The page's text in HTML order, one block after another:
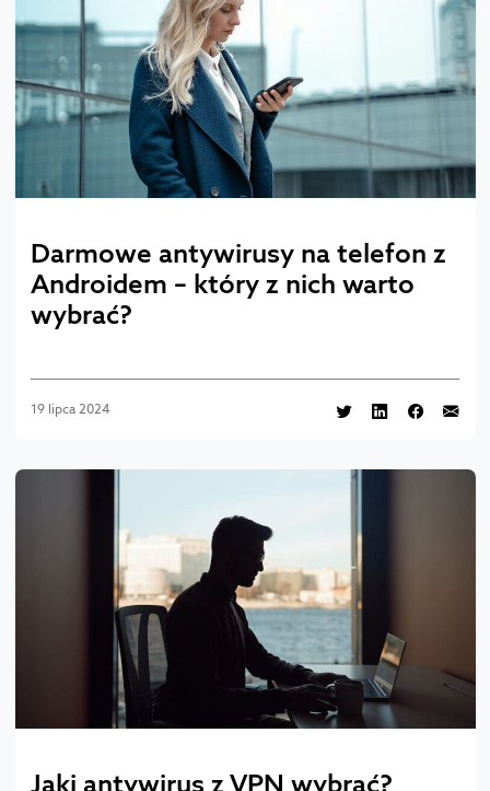
Darmowe antywirusy na telefon z
Androidem – który z nich warto
wybrać?
19 lipca 2024
Jaki antywirus z VPN wybrać?